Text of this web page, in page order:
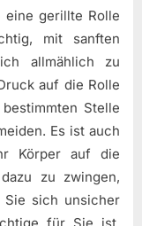
eine gerillte Rolle
mit sanften
allmählich zu
auf die Rolle
Stelle
Es ist auch
Körper auf die
zu zwingen,
sich unsicher